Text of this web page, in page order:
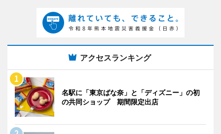
アクセスランキング
名駅に「東京ばな奈」と「ディズニー」の初
の共同ショップ 期間限定出店